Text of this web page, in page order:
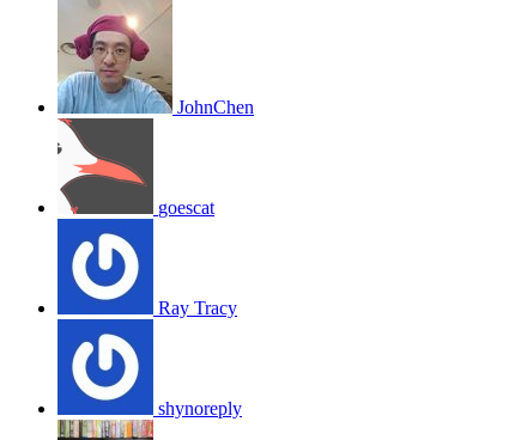
JohnChen
goescat
Ray Tracy
shynoreply